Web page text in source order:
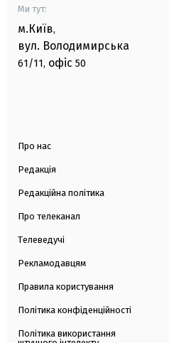
Ми тут:
м.Київ,
вул. Володимирська
61/11, офіс 50
Про нас
Редакція
Редакційна політика
Про телеканал
Телеведучі
Рекламодавцям
Правила користування
Політика конфіденційності
Політика використання